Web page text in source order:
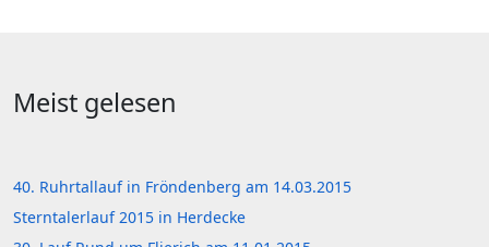
Meist gelesen
40. Ruhrtallauf in Fröndenberg am 14.03.2015
Sterntalerlauf 2015 in Herdecke